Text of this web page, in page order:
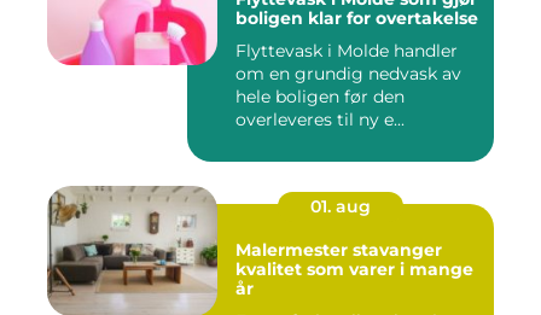
boligen klar for overtakelse
Flyttevask i Molde handler
om en grundig nedvask av
hele boligen før den
overleveres til ny e...
01. aug
Malermester stavanger
kvalitet som varer i mange
år